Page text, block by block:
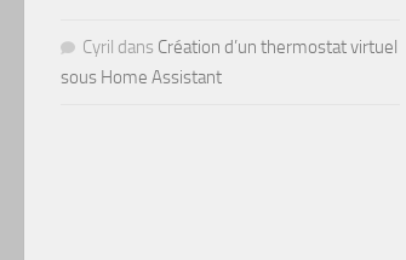
Cyril dans Création d’un thermostat virtuel
sous Home Assistant